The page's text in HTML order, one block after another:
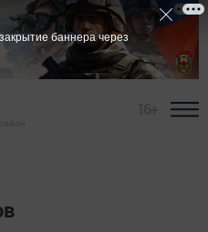
баннера через